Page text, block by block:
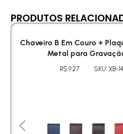
PRODUTOS
Chaveiro B Em Couro +
Metal para
R$ 9.27 SKU: XB-